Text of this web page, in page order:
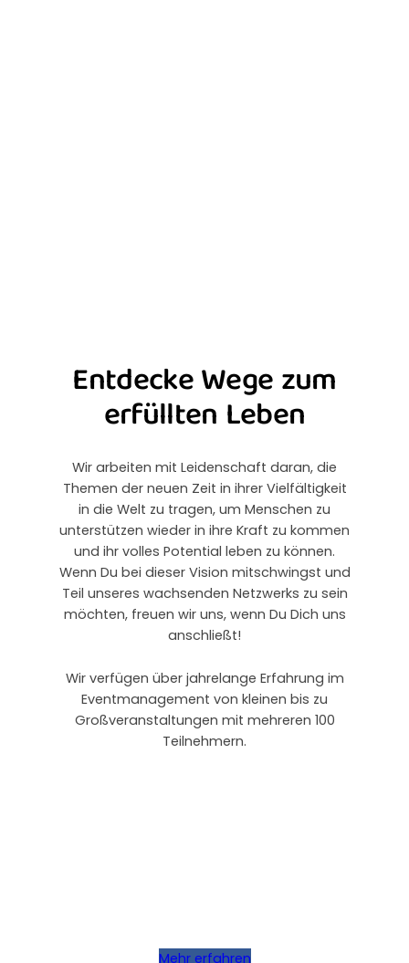
Entdecke Wege zum
erfüllten Leben
Wir arbeiten mit Leidenschaft daran, die
Themen der neuen Zeit in ihrer Vielfältigkeit
in die Welt zu tragen, um Menschen zu
unterstützen wieder in ihre Kraft zu kommen
und ihr volles Potential leben zu können.
Wenn Du bei dieser Vision mitschwingst und
Teil unseres wachsenden Netzwerks zu sein
möchten, freuen wir uns, wenn Du Dich uns
anschließt!
Wir verfügen über jahrelange Erfahrung im
Eventmanagement von kleinen bis zu
Großveranstaltungen mit mehreren 100
Teilnehmern.
Mehr erfahren